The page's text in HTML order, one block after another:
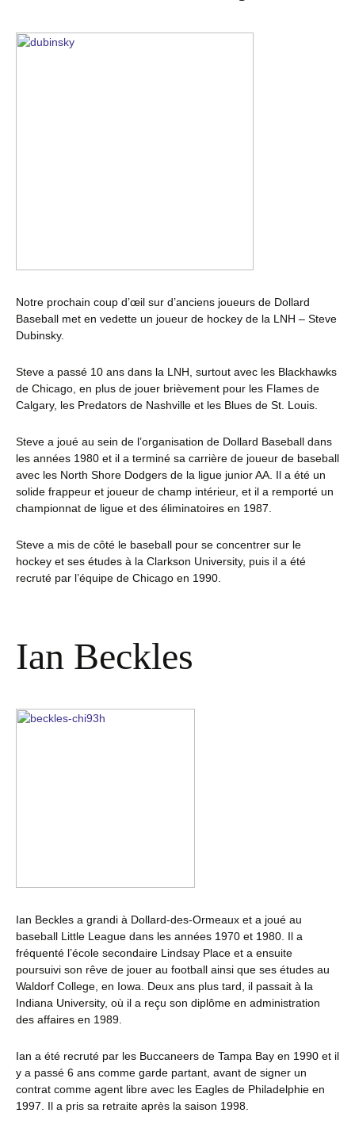
Notre prochain coup d’œil sur d’anciens joueurs de Dollard
Baseball met en vedette un joueur de hockey de la LNH – Steve
Dubinsky.
Steve a passé 10 ans dans la LNH, surtout avec les Blackhawks
de Chicago, en plus de jouer brièvement pour les Flames de
Calgary, les Predators de Nashville et les Blues de St. Louis.
Steve a joué au sein de l’organisation de Dollard Baseball dans
les années 1980 et il a terminé sa carrière de joueur de baseball
avec les North Shore Dodgers de la ligue junior AA. Il a été un
solide frappeur et joueur de champ intérieur, et il a remporté un
championnat de ligue et des éliminatoires en 1987.
Steve a mis de côté le baseball pour se concentrer sur le
hockey et ses études à la Clarkson University, puis il a été
recruté par l’équipe de Chicago en 1990.
Ian Beckles
Ian Beckles a grandi à Dollard-des-Ormeaux et a joué au
baseball Little League dans les années 1970 et 1980. Il a
fréquenté l’école secondaire Lindsay Place et a ensuite
poursuivi son rêve de jouer au football ainsi que ses études au
Waldorf College, en Iowa. Deux ans plus tard, il passait à la
Indiana University, où il a reçu son diplôme en administration
des affaires en 1989.
Ian a été recruté par les Buccaneers de Tampa Bay en 1990 et il
y a passé 6 ans comme garde partant, avant de signer un
contrat comme agent libre avec les Eagles de Philadelphie en
1997. Il a pris sa retraite après la saison 1998.